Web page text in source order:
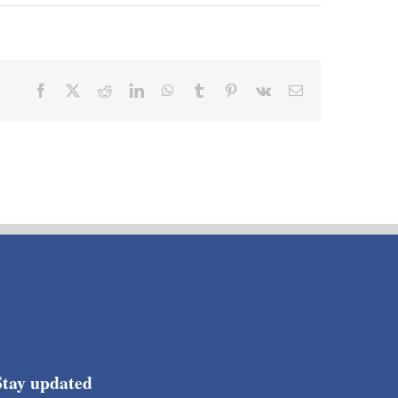
Facebook RedditLinkedInWhatsApp
Tumblr Pinterest
Vk Email
updated